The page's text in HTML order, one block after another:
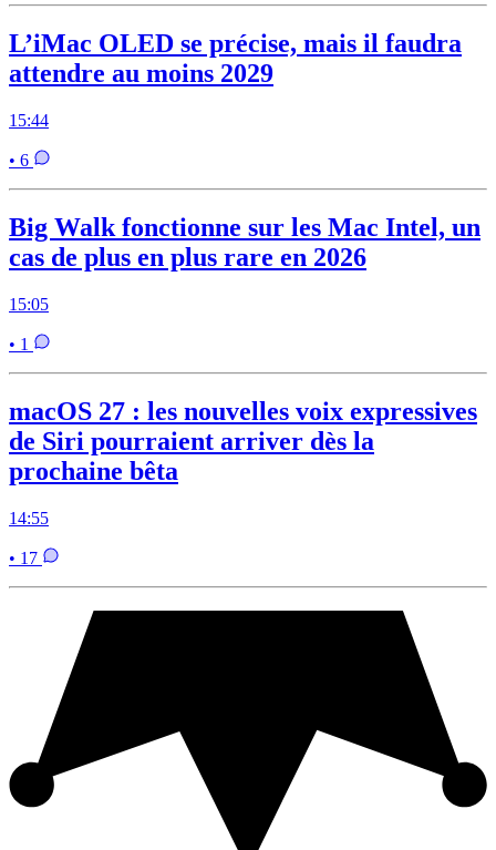
L’iMac OLED se précise, mais il faudra
attendre au moins 2029
15:44
• 6
Big Walk fonctionne sur les Mac Intel, un
cas de plus en plus rare en 2026
15:05
• 1
macOS 27 : les nouvelles voix expressives
de Siri pourraient arriver dès la
prochaine bêta
14:55
• 17